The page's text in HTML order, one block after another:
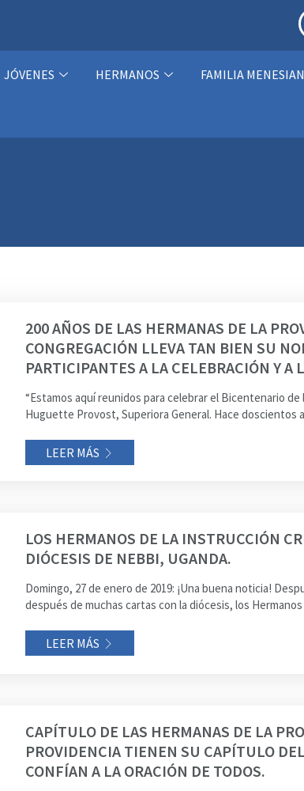
JÓVENES HERMANOS FAMILIA
200 AÑOS DE LAS HERMANAS DE LA
CONGREGACIÓN LLEVA TAN BIEN SU
PARTICIPANTES A LA CELEBRACIÓN Y A
“Estamos aquí reunidos para celebrar el Bicentenario
Huguette Provost, Superiora General. Hace doscientos
LEER MÁS
LOS HERMANOS DE LA INSTRUCCIÓN
DIÓCESIS DE NEBBI, UGANDA.
Domingo, 27 de enero de 2019: ¡Una buena noticia!
después de muchas cartas con la diócesis, los
LEER MÁS
CAPÍTULO DE LAS HERMANAS DE LA
PROVIDENCIA TIENEN SU CAPÍTULO
CONFÍAN A LA ORACIÓN DE TODOS.